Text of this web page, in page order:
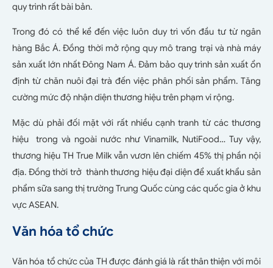
quy trình rất bài bản.
Trong đó có thể kể đến việc luôn duy trì vốn đầu tư từ ngân
hàng Bắc Á. Đồng thời mở rộng quy mô trang trại và nhà máy
sản xuất lớn nhất Đông Nam Á. Đảm bảo quy trình sản xuất ổn
định từ chăn nuôi đại trà đến việc phân phối sản phẩm. Tăng
cường mức độ nhận diện thương hiệu trên phạm vi rộng.
Mặc dù phải đối mặt với rất nhiều cạnh tranh từ các thương
hiệu trong và ngoài nước như Vinamilk, NutiFood… Tuy vậy,
thương hiệu TH True Milk vẫn vươn lên chiếm 45% thị phần nội
địa. Đồng thời trở thành thương hiệu đại diện để xuất khẩu sản
phẩm sữa sang thị trường Trung Quốc cùng các quốc gia ở khu
vực ASEAN.
Văn hóa tổ chức
Văn hóa tổ chức của TH được đánh giá là rất thân thiện với môi